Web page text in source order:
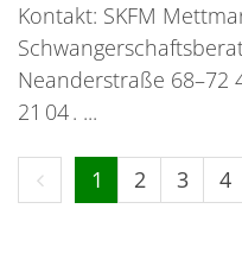
Kontakt: SKFM
Neanderstraße 68–72
21 04 . ...
Vorherige Seite
1 2 3 4